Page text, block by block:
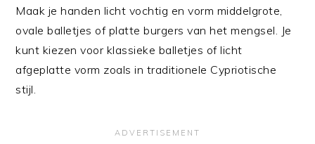
Maak je handen licht vochtig en vorm middelgrote,
ovale balletjes of platte burgers van het mengsel. Je
kunt kiezen voor klassieke balletjes of licht
afgeplatte vorm zoals in traditionele Cypriotische
stijl.